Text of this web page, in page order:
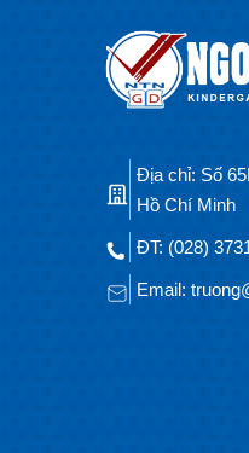
Địa chỉ: Số
Hồ Chí Minh
ĐT: (028)
Email: